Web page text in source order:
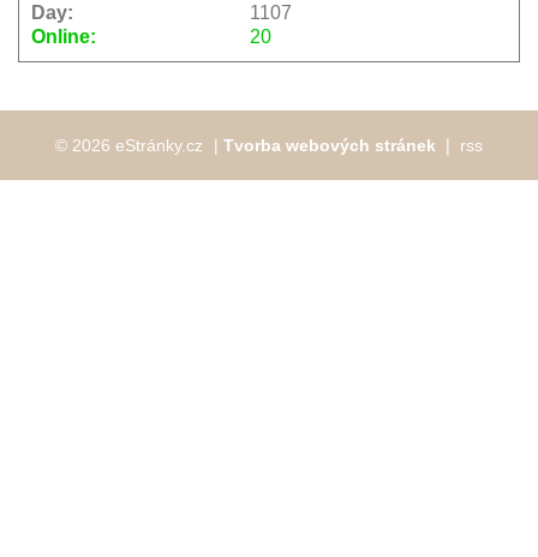
Online: 20
Day:
1107
© 2026 eStránky.cz | Tvorba webových stránek rss